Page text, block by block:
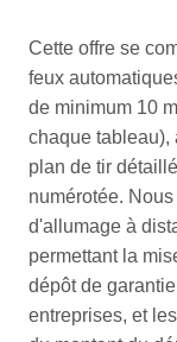
Cette offre se
feux
de minimum 10
chaque tableau),
plan de tir
numérotée.
d'allumage à
permettant la
dépôt de
entreprises, et